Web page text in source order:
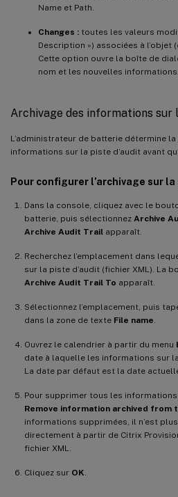
Name et Path.
Changes : toutes les valeurs
Description ») associées à l’objet
Cette option ouvre la boîte de
nom et les nouvelles informations.
Archivage des informations sur
L’administrateur de batterie détermine
informations sur la piste d’audit avant
Pour configurer l’archivage sur la
Dans la console, cliquez avec le
batterie, puis sélectionnez Archive
Archive Audit Trail apparaît.
Recherchez l’emplacement dans
sur la piste d’audit (fichier XML). La
Archive Audit Trail To apparaît.
Sélectionnez l’emplacement, puis
dans la zone de texte File name
Ouvrez le calendrier à partir du menu
date à laquelle les informations sur
La date par défaut est la date
Pour supprimer tous les
Remove information archived from
informations supprimées, il n’est
directement à partir de Citrix
fichier XML.
Cliquez sur OK